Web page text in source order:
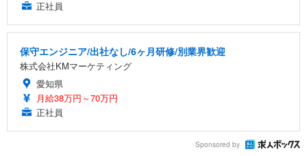
正社員
保守エンジニア/出社なし/6ヶ月研修/別業界歓迎
株式会社KMマーケティング
愛知県
月給38万円～70万円
正社員
Sponsored by